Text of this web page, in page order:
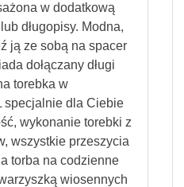
w dodatkową
długopisy. Modna,
ją ze sobą na spacer
dołączany długi
torebka w
specjalnie dla Ciebie
wykonanie torebki z
wszystkie przeszycia
torba na codzienne
wiosennych